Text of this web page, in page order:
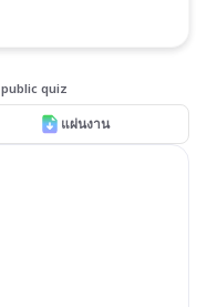
public quiz
แผ่นงาน